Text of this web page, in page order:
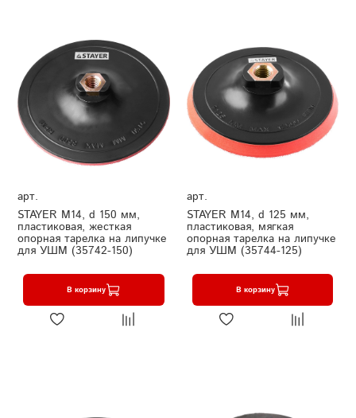
арт.
STAYER М14, d 150 мм,
пластиковая, жесткая
опорная тарелка на липучке
для УШМ (35742-150)
В корзину
арт.
STAYER М14, d 125 мм,
пластиковая, мягкая
опорная тарелка на липучке
для УШМ (35744-125)
В корзину